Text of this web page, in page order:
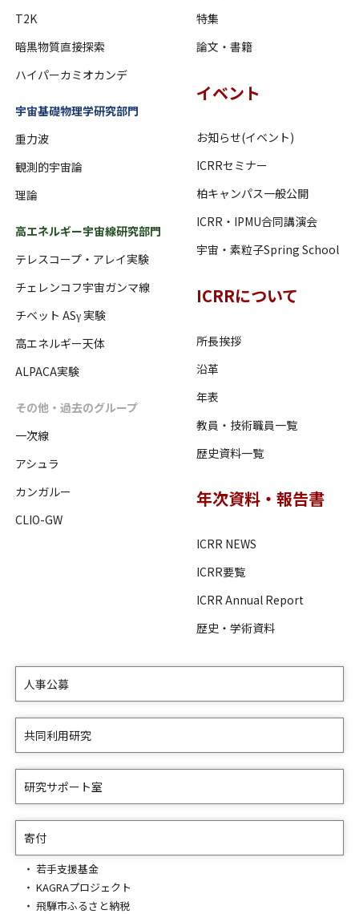
T2K
暗黒物質直接探索
ハイパーカミオカンデ
宇宙基礎物理学研究部門
重力波
観測的宇宙論
理論
高エネルギー宇宙線研究部門
テレスコープ・アレイ実験
チェレンコフ宇宙ガンマ線
チベット ASγ 実験
高エネルギー天体
ALPACA実験
その他・過去のグループ
一次線
アシュラ
カンガルー
CLIO-GW
特集
論文・書籍
イベント
お知らせ(イベント)
ICRRセミナー
柏キャンパス一般公開
ICRR・IPMU合同講演会
宇宙・素粒子Spring School
ICRRについて
所長挨拶
沿革
年表
教員・技術職員一覧
歴史資料一覧
年次資料・報告書
ICRR NEWS
ICRR要覧
ICRR Annual Report
歴史・学術資料
人事公募
共同利用研究
研究サポート室
寄付
若手支援基金
KAGRAプロジェクト
飛騨市ふるさと納税